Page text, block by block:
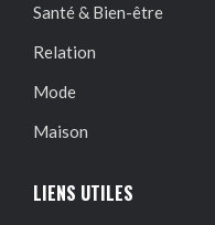
Santé & Bien-être
Relation
Mode
Maison
LIENS UTILES